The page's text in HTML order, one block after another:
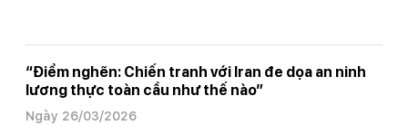
“Điểm nghẽn: Chiến tranh với Iran đe dọa an ninh
lương thực toàn cầu như thế nào”
Ngày 26/03/2026